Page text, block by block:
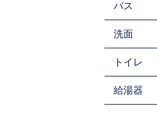
バス
洗面
トイレ
給湯器